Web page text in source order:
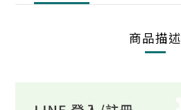
商品描述